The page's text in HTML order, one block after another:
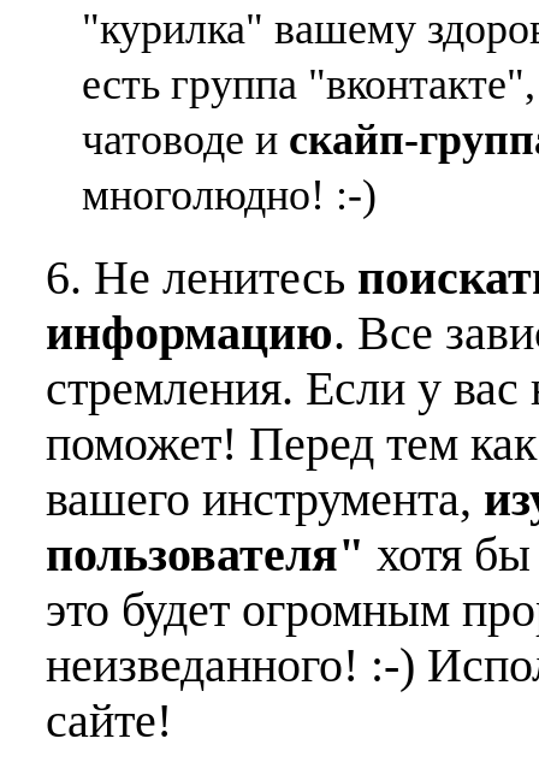
"курилка" вашему
есть группа
чатоводе и скайп-
многолюдно! :-)
6. Не ленитесь
информацию. Все
стремления. Если у
поможет! Перед тем
вашего инструмента,
пользователя" хотя
это будет огромным
неизведанного! :-)
сайте!